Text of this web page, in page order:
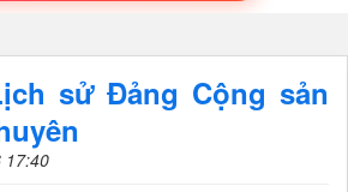
sử Đảng Cộng sản
17:40